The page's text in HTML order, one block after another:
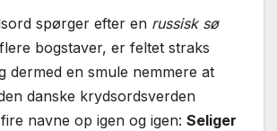
spørger efter en russisk sø
bogstaver, er feltet straks
dermed en smule nemmere at
danske krydsordsverden
navne op igen og igen: Seliger